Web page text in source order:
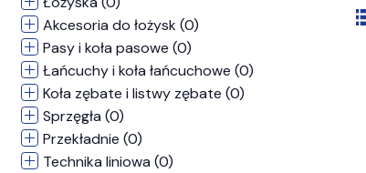
Akcesoria do łożysk (0)
Pasy i koła pasowe (0)
Łańcuchy i koła łańcuchowe (0)
Koła zębate i listwy zębate (0)
Sprzęgła (0)
Przekładnie (0)
Technika liniowa (0)